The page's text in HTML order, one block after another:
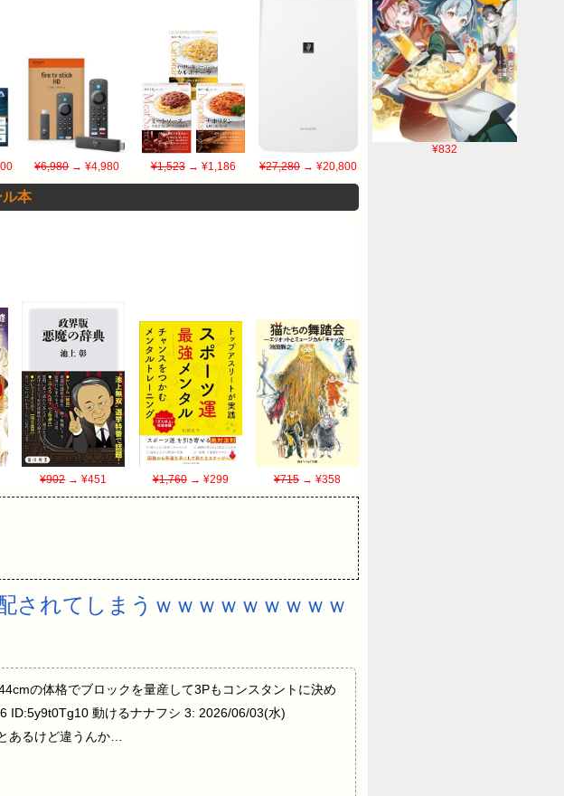
¥832
¥6,980→ ¥4,980 ¥1,523→ ¥1,186 ¥27,280→ ¥20,800
本
¥902→ ¥451 ¥1,760→ ¥299 ¥715→ ¥358
されてしまうｗｗｗｗｗｗｗｗｗ
の体格でブロックを量産して3Pもコンスタントに決め
ID:5y9t0Tg10 動けるナナフシ 3: 2026/06/03(水)
あるけど違うんか…